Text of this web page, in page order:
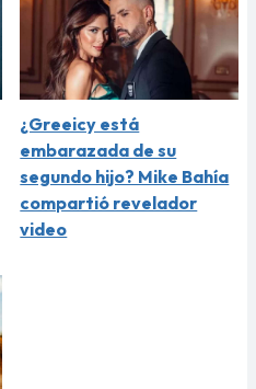
¿Greeicy está
embarazada de su
segundo hijo? Mike Bahía
compartió revelador
video